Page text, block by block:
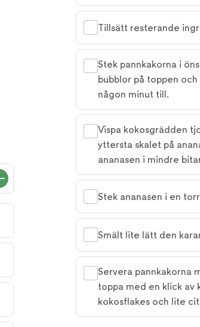
Tillsätt resterande
Stek pannkakorna i
bubblor på toppen
någon minut till.
Vispa kokosgrädden
yttersta skalet på
ananasen i mindre
Stek ananasen i en
Smält lite lätt den
Servera pannkakorna
toppa med en klick av
kokosflakes och lite